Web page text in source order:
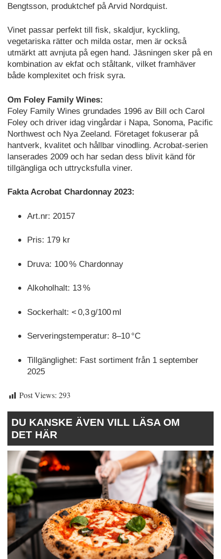
Bengtsson, produktchef på Arvid Nordquist.
Vinet passar perfekt till fisk, skaldjur, kyckling,
vegetariska rätter och milda ostar, men är också
utmärkt att avnjuta på egen hand. Jäsningen sker på en
kombination av ekfat och ståltank, vilket framhäver
både komplexitet och frisk syra.
Om Foley Family Wines:
Foley Family Wines grundades 1996 av Bill och Carol
Foley och driver idag vingårdar i Napa, Sonoma, Pacific
Northwest och Nya Zeeland. Företaget fokuserar på
hantverk, kvalitet och hållbar vinodling. Acrobat-serien
lanserades 2009 och har sedan dess blivit känd för
tillgängliga och uttrycksfulla viner.
Fakta Acrobat Chardonnay 2023:
Art.nr: 20157
Pris: 179 kr
Druva: 100 % Chardonnay
Alkoholhalt: 13 %
Sockerhalt: < 0,3 g/100 ml
Serveringstemperatur: 8–10 °C
Tillgänglighet: Fast sortiment från 1 september
2025
Post Views: 293
DU KANSKE ÄVEN VILL LÄSA OM
DET HÄR